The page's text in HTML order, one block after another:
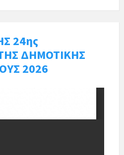
24ης
ΔΗΜΟΤΙΚΗΣ
2026